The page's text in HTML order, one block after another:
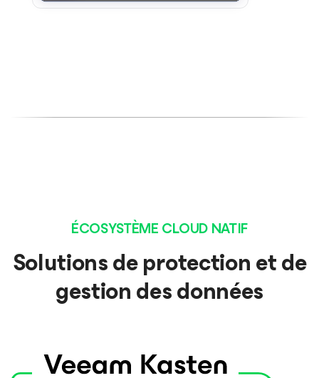
ÉCOSYSTÈME CLOUD NATIF
Solutions de protection et de
gestion des données